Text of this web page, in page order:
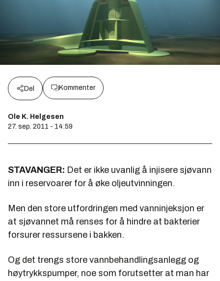
Del Kommenter
Ole K. Helgesen
27. sep. 2011 - 14:59
STAVANGER: Det er ikke uvanlig å injisere sjøvann
inn i reservoarer for å øke oljeutvinningen.
Men den store utfordringen med vanninjeksjon er
at sjøvannet må renses for å hindre at bakterier
forsurer ressursene i bakken.
Og det trengs store vannbehandlingsanlegg og
høytrykkspumper, noe som forutsetter at man har